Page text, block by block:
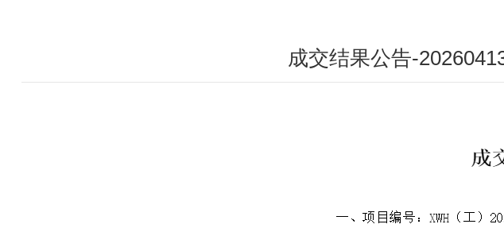
成交结果公告-